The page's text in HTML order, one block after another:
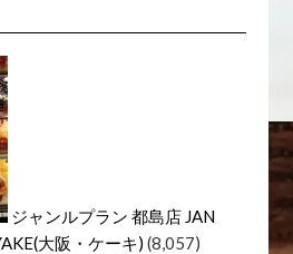
ジャンルプラン 都島店 JAN
大阪・ケーキ) (8,057)